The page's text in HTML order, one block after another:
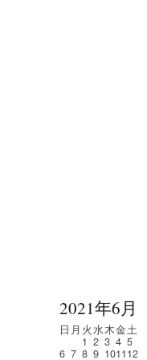
2021年6月
日 月 火水木金土
1 2 3 4 5
6 7 8 9 101112